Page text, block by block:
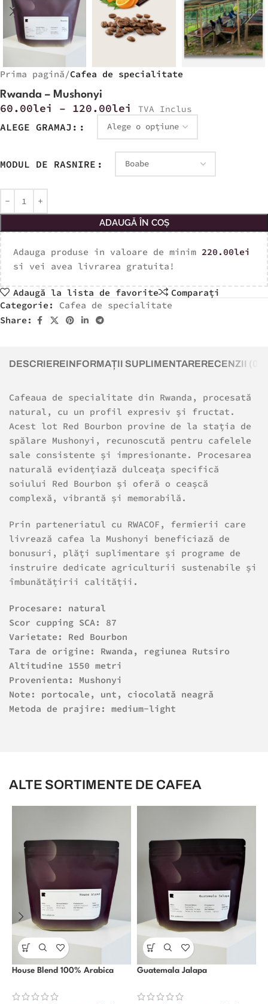
Prima pagină Cafea de specialitate
Rwanda – Mushonyi
60.00lei – 120.00lei TVA Inclus
ALEGE GRAMAJ:
MODUL DE RASNIRE
ADAUGĂ ÎN COȘ
Adauga produse in valoare de minim 220.00lei
si vei avea livrarea gratuita!
Adaugă la lista de favorite
Comparați
Categorie:
Cafea de specialitate
Share:
DESCRIEREINFORMAȚII SUPLIMENTARERECENZII (0)
Cafeaua de specialitate din Rwanda, procesată
natural, cu un profil expresiv și fructat.
Acest lot Red Bourbon provine de la stația de
spălare Mushonyi, recunoscută pentru cafelele
sale consistente și impresionante. Procesarea
naturală evidențiază dulceața specifică
soiului Red Bourbon și oferă o ceașcă
complexă, vibrantă și memorabilă.
Prin parteneriatul cu RWACOF, fermierii care
livrează cafea la Mushonyi beneficiază de
bonusuri, plăți suplimentare și programe de
instruire dedicate agriculturii sustenabile și
îmbunătățirii calității .
Procesare: natural
Scor cupping SCA: 87
Varietate: Red Bourbon
Tara de origine:
Rwanda, regiunea Rutsiro
Altitudine 1550 metri
Provenienta: Mushonyi
Note: portocale, unt, ciocolatǎ neagrǎ
Metoda de prajire: medium-light
ALTE SORTIMENTE DE CAFEA
House Blend 100% Arabica Guatemala Jalapa